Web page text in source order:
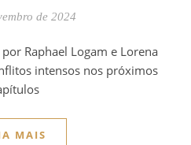
de 2024
intensos nos próximos
MAIS